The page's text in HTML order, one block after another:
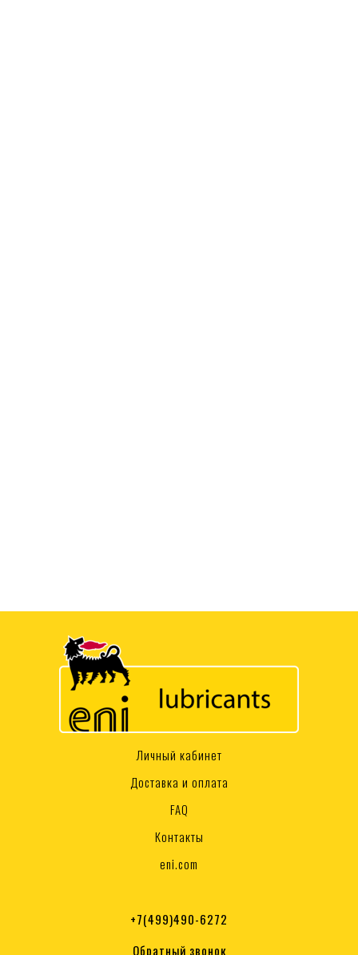
Личный кабинет
Доставка и оплата
FAQ
Контакты
eni.com
+7(499)490-6272
Обратный звонок